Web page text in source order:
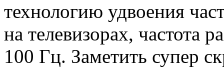
технологию удвоения
на телевизорах, частота
100 Гц. Заметить супер